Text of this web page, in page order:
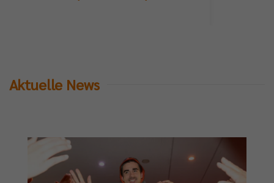
Aktuelle News